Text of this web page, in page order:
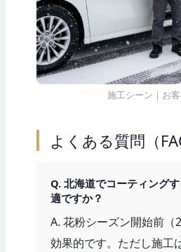
施工シーン｜お
よくある質問（
Q. 北海道でコーティング
適ですか？
A. 花粉シーズン開始前（
効果的です。ただし施工